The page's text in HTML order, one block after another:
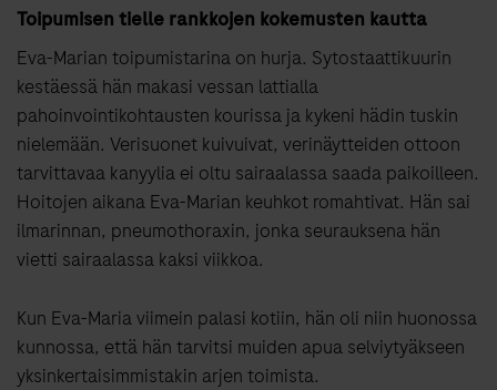
Toipumisen tielle rankkojen kokemusten kautta
Eva-Marian toipumistarina on hurja. Sytostaattikuurin
kestäessä hän makasi vessan lattialla
pahoinvointikohtausten kourissa ja kykeni hädin tuskin
nielemään. Verisuonet kuivuivat, verinäytteiden ottoon
tarvittavaa kanyylia ei oltu sairaalassa saada paikoilleen.
Hoitojen aikana Eva-Marian keuhkot romahtivat. Hän sai
ilmarinnan, pneumothoraxin, jonka seurauksena hän
vietti sairaalassa kaksi viikkoa.
Kun Eva-Maria viimein palasi kotiin, hän oli niin huonossa
kunnossa, että hän tarvitsi muiden apua selviytyäkseen
yksinkertaisimmistakin arjen toimista.